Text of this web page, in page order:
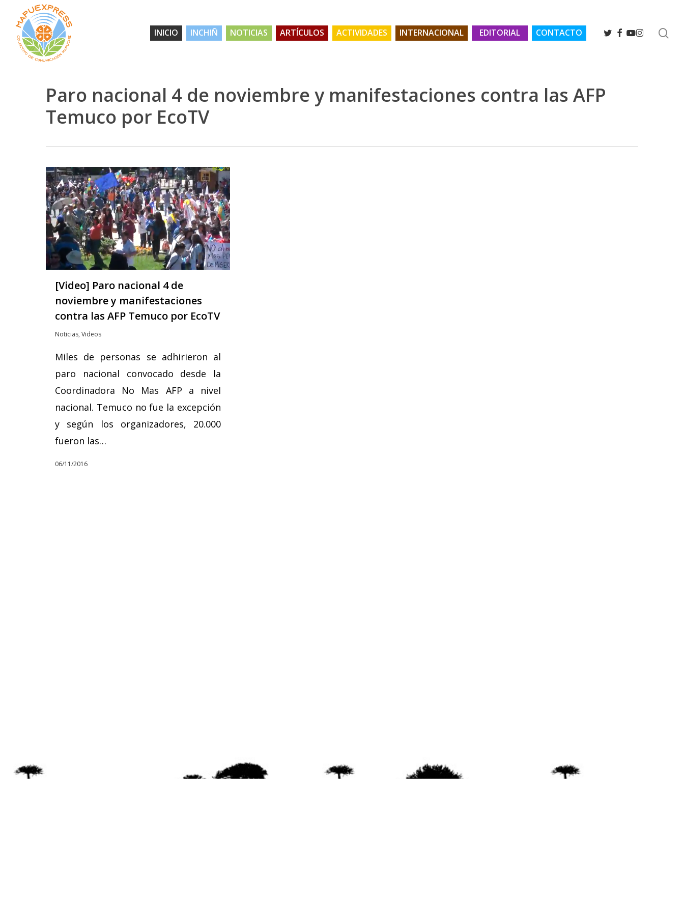
main
content
Hit enter to search or ESC to close
INICIO INCHIÑ NOTICIAS ARTÍCULOS ACTIVIDADES INTERNACIONAL EDITORIAL CONTACTO TWITTER
FACEBOOK
YOUTUBE
INSTAGRAM
Paro nacional 4 de noviembre y manifestaciones contra las AFP
Temuco por EcoTV
[Video] Paro nacional 4 de
noviembre y manifestaciones
contra las AFP Temuco por EcoTV
Noticias, Videos
Miles de personas se adhirieron al
paro nacional convocado desde la
Coordinadora No Mas AFP a nivel
nacional. Temuco no fue la excepción
y según los organizadores, 20.000
fueron las…
06/11/2016